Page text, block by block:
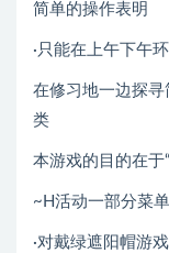
简单的操作表明
·只能在上午下午
在修习地一边探
类
本游戏的目的在于
~H活动一部分菜
·对戴绿遮阳帽游